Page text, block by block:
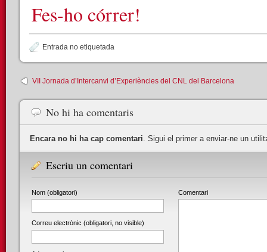
Fes-ho córrer!
Entrada no etiquetada
VII Jornada d’Intercanvi d’Experiències del CNL del Barcelona
No hi ha comentaris
Encara no hi ha cap comentari . Sigui el primer a enviar-ne un
Escriu un comentari
Nom (obligatori)
Correu electrònic (obligatori, no visible)
Comentari